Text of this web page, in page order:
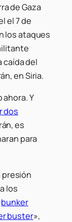
de Gaza
el 7 de
los ataques
caída del
en Siria.
Y
dos
es
para
presión
los
bunker
buster»,